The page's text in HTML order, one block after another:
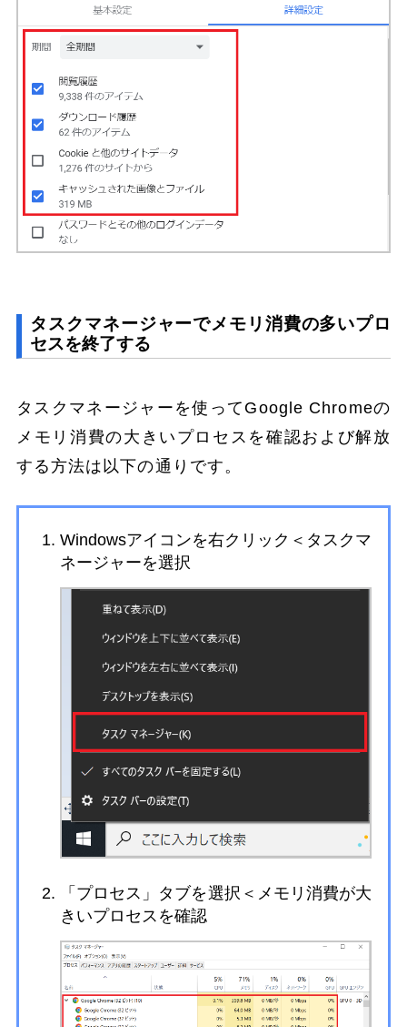
タスクマネージャーでメモリ消費の多いプロ
セスを終了する
タスクマネージャーを使ってGoogle Chromeの
メモリ消費の大きいプロセスを確認および解放
する方法は以下の通りです。
Windowsアイコンを右クリック＜タスクマ
ネージャーを選択
「プロセス」タブを選択＜メモリ消費が大
きいプロセスを確認